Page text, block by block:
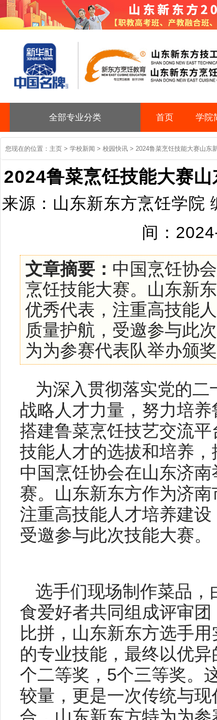
全部专业分类 首页 学院
您现在的位置： 主页 > 学校新闻 > 校园快讯 > 2024鲁菜烹饪技能大赛山东
2024鲁菜烹饪技能大赛
来源：山东新东方烹饪学院
间：
文章摘要： 中国烹饪协
烹饪技能大赛。山东新
优秀代表，注重高技能
质量护航，受邀参与此
为为参赛代表队举办颁奖
为深入贯彻落实党的
战略人才力量，努力培
搭建鲁菜烹饪技艺交流
技能人才的选拔和培养
中国烹饪协会在山东济
赛。山东新东方作为济
注重高技能人才培养建
受邀参与此次技能大赛。
选手们现场制作菜品
食爱好者共同组成评审
比拼，山东新东方选手
的专业技能，最终以优
个二等奖，5个三等奖。
较量，更是一次传统与